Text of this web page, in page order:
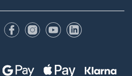
FacebookInstagram
YouTubeLinkedIn